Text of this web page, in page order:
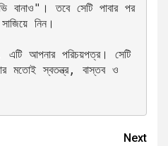
বানাও"। তবে সেটি পাবার পর
নিন।
আপনার পরিচয়পত্র। সেটি
মতোই স্বতন্ত্র, বাস্তব ও
Next